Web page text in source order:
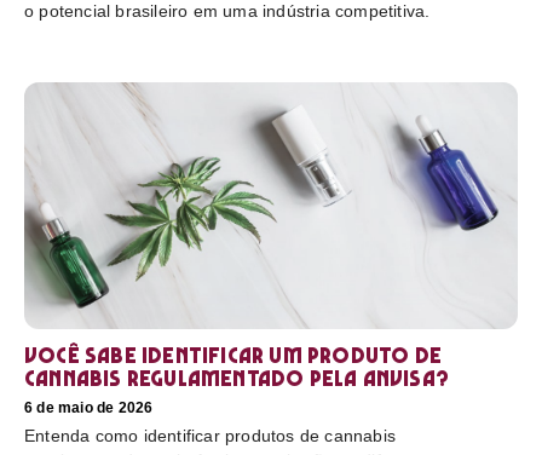
o potencial brasileiro em uma indústria competitiva.
Você sabe identificar um produto de
cannabis regulamentado pela Anvisa?
6 de maio de 2026
Entenda como identificar produtos de cannabis